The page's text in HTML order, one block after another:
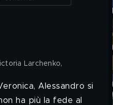
Larchenko,
Alessandro si
ha più la fede al